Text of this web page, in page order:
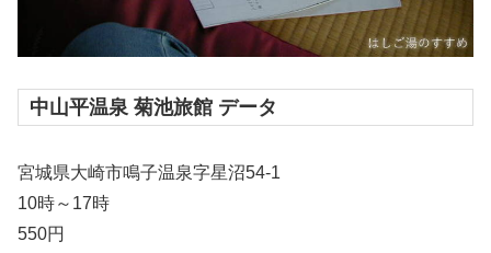
中山平温泉 菊池旅館 データ
宮城県大崎市鳴子温泉字星沼54-1
10時～17時
550円